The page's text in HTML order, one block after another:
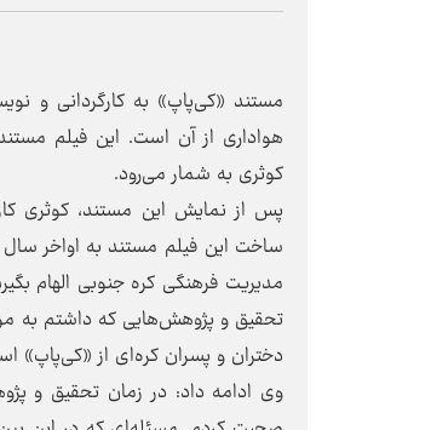
مستند «کی‌پاپ» به کارگردانی و
هواداری از آن است. این فیلم
کوثری به شمار می‌رود.
پس از نمایش این مستند، کوثری
مدیریت فرهنگی کره جنوبی الهام
تحقیق و پژوهش‌هایی که داشتم به
دختران و پسران کره‌ای از «کی‌پاپ»